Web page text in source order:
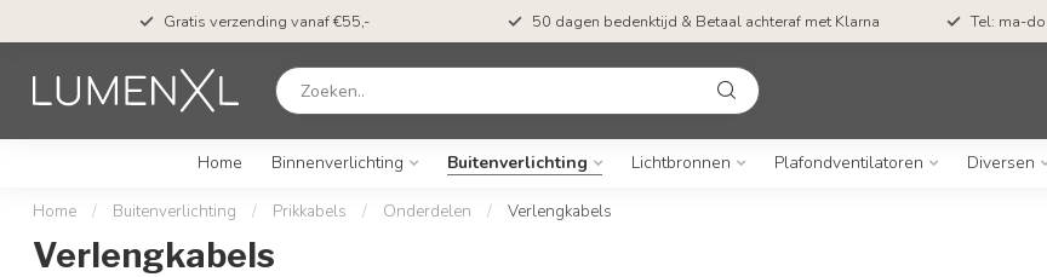
Gratis verzending vanaf €55,- 50 dagen bedenktijd & Betaal achteraf met Klarna Tel: ma-
Home Binnenverlichting Buitenverlichting Lichtbronnen Plafondventilatoren Diversen
Home / Buitenverlichting / Prikkabels / Onderdelen / Verlengkabels
Verlengkabels